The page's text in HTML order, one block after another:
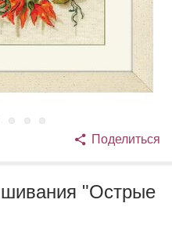
Поделиться
"Острые